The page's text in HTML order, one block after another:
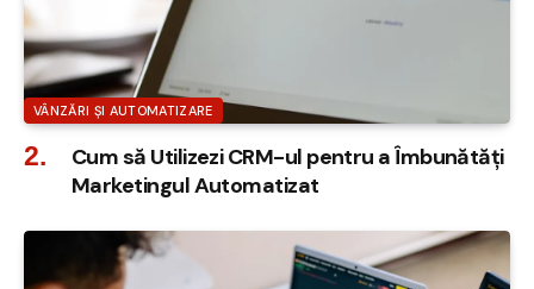
VÂNZĂRI ȘI AUTOMATIZARE
Cum să Utilizezi CRM-ul pentru a Îmbunătăți
Marketingul Automatizat